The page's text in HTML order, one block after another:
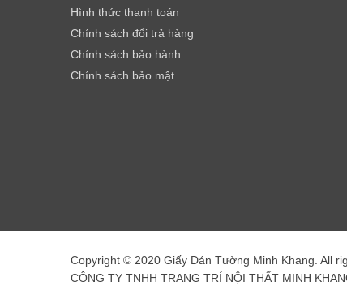
Hình thức thanh toán
Chính sách đổi trả hàng
Chính sách bảo hành
Chính sách bảo mật
Copyright © 2020 Giấy Dán Tường Minh Khang. All
CÔNG TY TNHH TRANG TRÍ NỘI THẤT MINH